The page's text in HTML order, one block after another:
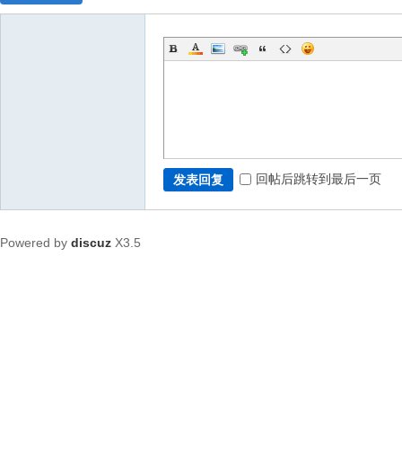
发表回复 回帖后跳转到最后一页
Powered by discuz X3.5